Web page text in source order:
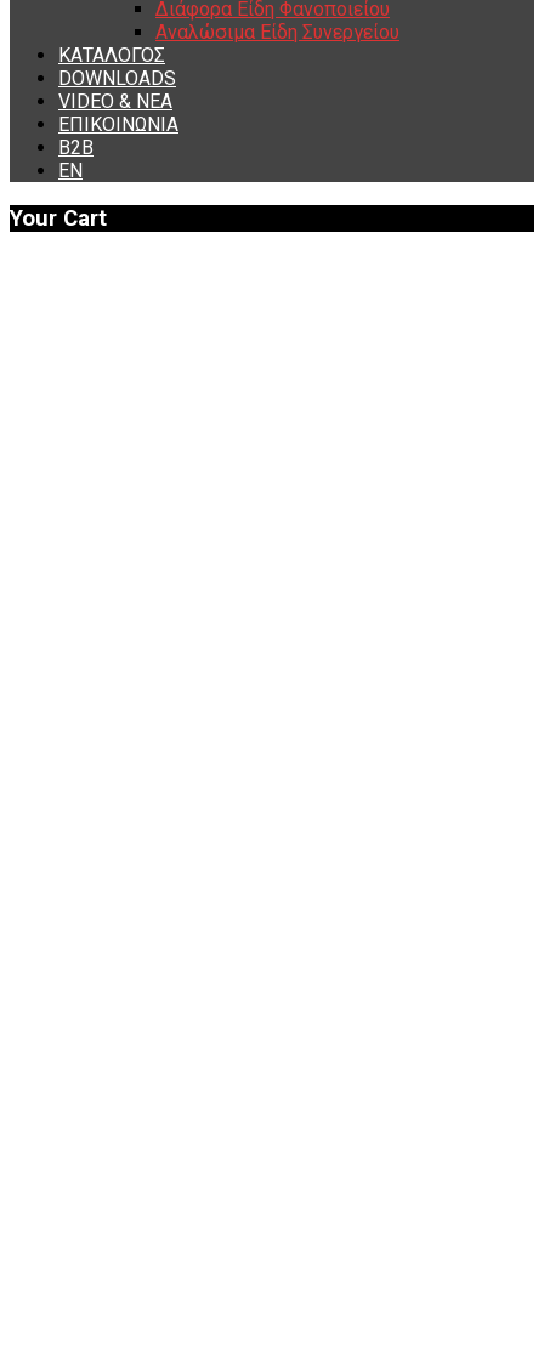
Διάφορα Είδη Φανοποιείου
Αναλώσιμα Είδη Συνεργείου
ΚΑΤΑΛΟΓΟΣ
DOWNLOADS
VIDEO & ΝΕΑ
ΕΠΙΚΟΙΝΩΝΙΑ
B2B
ΕΝ
Your Cart